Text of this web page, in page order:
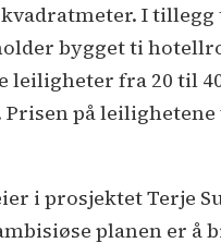
I
bygget ti
leiligheter fra 20 til
på
i prosjektet Terje
planen er å